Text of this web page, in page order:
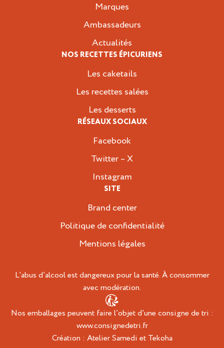
Marques
Ambassadeurs
Actualités
NOS RECETTES ÉPICURIENS
Les caketails
Les recettes salées
Les desserts
RÉSEAUX SOCIAUX
Facebook
Twitter – X
Instagram
SITE
Brand center
Politique de confidentialité
Mentions légales
L’abus d’alcool est dangereux pour la santé. À consommer
avec modération.
Nos emballages peuvent faire l’objet d’une consigne de tri :
www.consignedetri.fr
Création : Atelier Samedi et Tekoha